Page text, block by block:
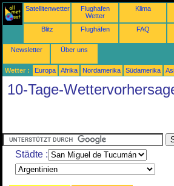
Satellitenwetter
Flughafen
Wetter
Klima
Blitz Flughäfen FAQ
Newsletter Über uns
Wetter : Europa Afrika Nordamerika Südamerika
10-Tage-
Städte :